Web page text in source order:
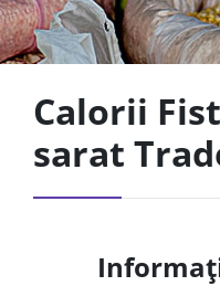
Calorii
sarat